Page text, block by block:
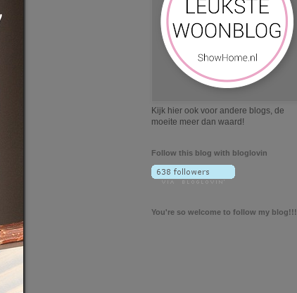
Kijk hier ook voor andere blogs, de
moeite meer dan waard!
Follow this blog with bloglovin
You're so welcome to follow my blog!!!